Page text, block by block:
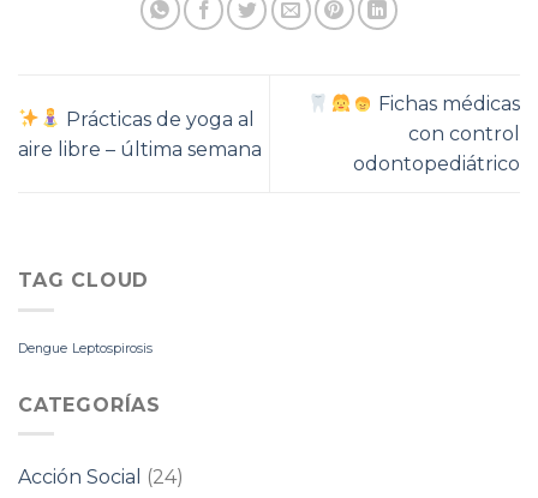
Prácticas de yoga al
aire libre – última semana
Fichas médicas
con control
odontopediátrico
TAG CLOUD
Dengue Leptospirosis
CATEGORÍAS
Acción Social
(24)